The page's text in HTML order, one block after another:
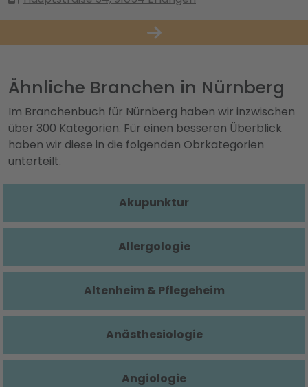
Ähnliche Branchen in Nürnberg
Im Branchenbuch für Nürnberg haben wir inzwischen
über 300 Kategorien. Für einen besseren Überblick
haben wir diese in die folgenden Obrkategorien
unterteilt.
Akupunktur
Allergologie
Altenheim & Pflegeheim
Anästhesiologie
Angiologie